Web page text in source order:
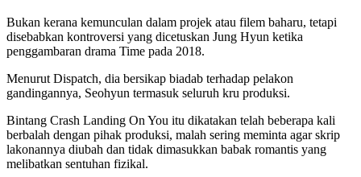
Bukan kerana kemunculan dalam projek atau filem baharu, tetapi
disebabkan kontroversi yang dicetuskan Jung Hyun ketika
penggambaran drama Time pada 2018.
Menurut Dispatch, dia bersikap biadab terhadap pelakon
gandingannya, Seohyun termasuk seluruh kru produksi.
Bintang Crash Landing On You itu dikatakan telah beberapa kali
berbalah dengan pihak produksi, malah sering meminta agar skrip
lakonannya diubah dan tidak dimasukkan babak romantis yang
melibatkan sentuhan fizikal.